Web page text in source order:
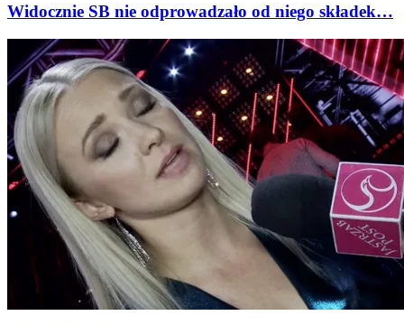
Widocznie SB nie odprowadzało od niego składek…